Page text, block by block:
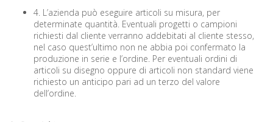
4. L’azienda può eseguire articoli su misura, per
determinate quantità. Eventuali progetti o campioni
richiesti dal cliente verranno addebitati al cliente stesso,
nel caso quest’ultimo non ne abbia poi confermato la
produzione in serie e l’ordine. Per eventuali ordini di
articoli su disegno oppure di articoli non standard viene
richiesto un anticipo pari ad un terzo del valore
dell’ordine.